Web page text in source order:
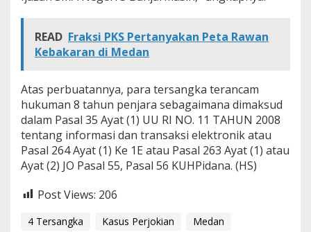
READ Fraksi PKS Pertanyakan Peta Rawan
Kebakaran di Medan
Atas perbuatannya, para tersangka terancam
hukuman 8 tahun penjara sebagaimana dimaksud
dalam Pasal 35 Ayat (1) UU RI NO. 11 TAHUN 2008
tentang informasi dan transaksi elektronik atau
Pasal 264 Ayat (1) Ke 1E atau Pasal 263 Ayat (1) atau
Ayat (2) JO Pasal 55, Pasal 56 KUHPidana. (HS)
Post Views: 206
4 Tersangka Kasus Perjokian Medan